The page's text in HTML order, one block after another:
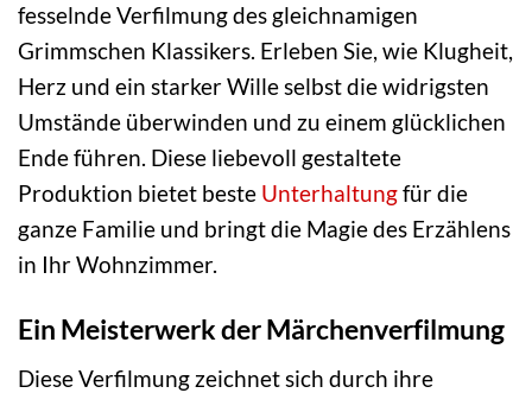
fesselnde Verfilmung des gleichnamigen
Grimmschen Klassikers. Erleben Sie, wie Klugheit,
Herz und ein starker Wille selbst die widrigsten
Umstände überwinden und zu einem glücklichen
Ende führen. Diese liebevoll gestaltete
Produktion bietet beste Unterhaltungfür die
ganze Familie und bringt die Magie des Erzählens
in Ihr Wohnzimmer.
Ein Meisterwerk der Märchenverfilmung
Diese Verfilmung zeichnet sich durch ihre